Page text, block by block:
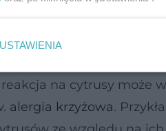
spożywane w
nadwrażliwości.
na cytrusy może
alergia krzyżowa.
USTAWIENIA